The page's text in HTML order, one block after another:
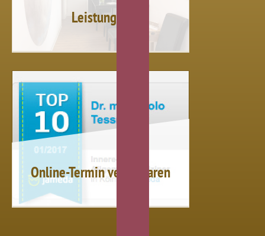
Leistungen
Online-Termin vereinbaren